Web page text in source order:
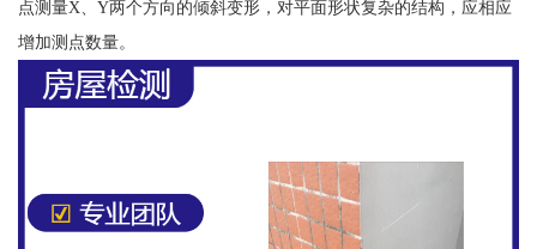
点测量X、Y两个方向的倾斜变形，对平面形状复杂的结构，应相应
增加测点数量。